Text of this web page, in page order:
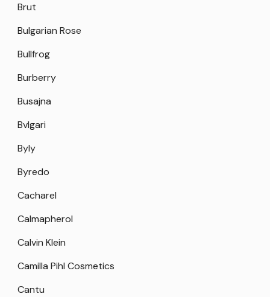
Brut
Bulgarian Rose
Bullfrog
Burberry
Busajna
Bvlgari
Byly
Byredo
Cacharel
Calmapherol
Calvin Klein
Camilla Pihl Cosmetics
Cantu